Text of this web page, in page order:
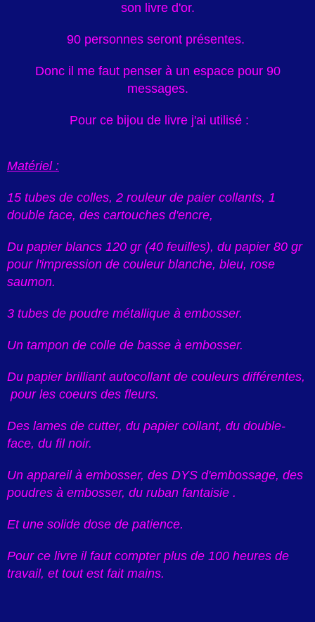
son livre d'or.
90 personnes seront présentes.
Donc il me faut penser à un espace pour 90
messages.
Pour ce bijou de livre j'ai utilisé :
Matériel :
15 tubes de colles, 2 rouleur de paier collants, 1
double face, des cartouches d'encre,
Du papier blancs 120 gr (40 feuilles), du papier 80 gr
pour l'impression de couleur blanche, bleu, rose
saumon.
3 tubes de poudre métallique à embosser.
Un tampon de colle de basse à embosser.
Du papier brilliant autocollant de couleurs différentes,
pour les coeurs des fleurs.
Des lames de cutter, du papier collant, du double-
face, du fil noir.
Un appareil à embosser, des DYS d'embossage, des
poudres à embosser, du ruban fantaisie .
Et une solide dose de patience.
Pour ce livre il faut compter plus de 100 heures de
travail, et tout est fait mains.